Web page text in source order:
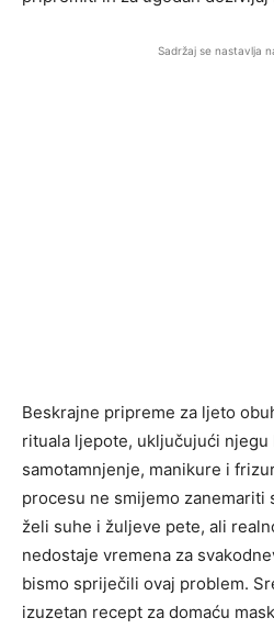
Sadržaj se nastavlja
Beskrajne pripreme za ljeto
rituala ljepote, uključujući njegu
samotamnjenje, manikure i
procesu ne smijemo zanemariti
želi suhe i žuljeve pete, ali
nedostaje vremena za
bismo spriječili ovaj problem.
izuzetan recept za domaću